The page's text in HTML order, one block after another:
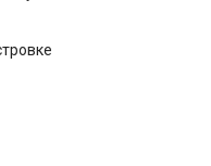
человек -